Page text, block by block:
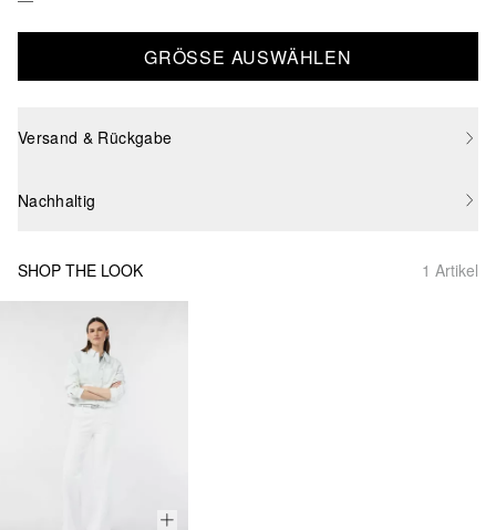
GRÖSSE AUSWÄHLEN
Versand & Rückgabe
Nachhaltig
SHOP THE LOOK 1 Artikel